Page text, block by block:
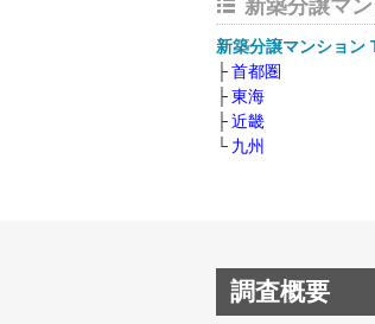
新築分譲マ
新築分譲マンション
首都圏
東海
近畿
九州
調査概要